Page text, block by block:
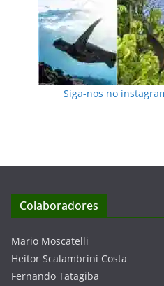
Siga-nos no
Colaboradores
Mario Moscatelli
Heitor Scalambrini Costa
Fernando Tatagiba